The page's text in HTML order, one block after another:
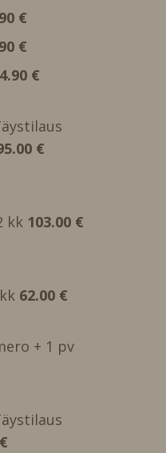
€
€
4.90 €
€
kk 103.00 €
62.00 €
+ 1 pv